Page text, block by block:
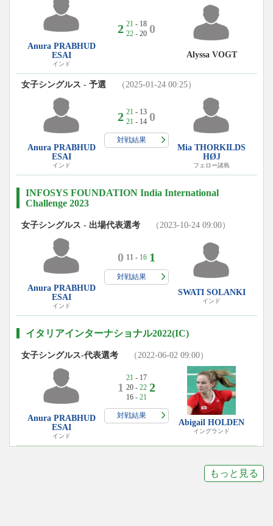
Anura PRABHUD
ESAI
インド
2 21 - 18
22- 20 0
Alyssa VOGT
女子シングルス - 予選 （2025-01-24 00:25）
Anura PRABHUD
ESAI
インド
2 21 - 13
21 - 14 0
対戦結果
Mia THORKILDS
HØJ
フェロー諸島
INFOSYS FOUNDATION India International
Challenge 2023
女子シングルス - 出場代表選考 （2023-10-24 09:00）
Anura PRABHUD
ESAI
インド
0 11 - 16 1
対戦結果
SWATI SOLANKI
インド
イタリアインターナショナル2022(IC)
女子シングルス-代表選考 （2022-06-02 09:00）
Anura PRABHUD
ESAI
インド
1
21 - 17
20 - 22
16 - 21
2
対戦結果
Abigail HOLDEN
イングランド
もっと見る